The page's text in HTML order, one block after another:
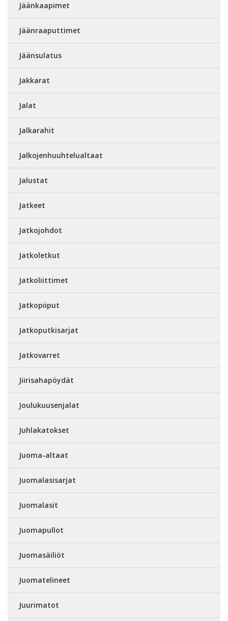
Jäänkaapimet
Jäänraaputtimet
Jäänsulatus
Jakkarat
Jalat
Jalkarahit
Jalkojenhuuhtelualtaat
Jalustat
Jatkeet
Jatkojohdot
Jatkoletkut
Jatkoliittimet
Jatkopiiput
Jatkoputkisarjat
Jatkovarret
Jiirisahapöydät
Joulukuusenjalat
Juhlakatokset
Juoma-altaat
Juomalasisarjat
Juomalasit
Juomapullot
Juomasäiliöt
Juomatelineet
Juurimatot